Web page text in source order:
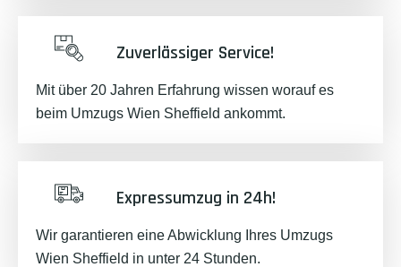
Zuverlässiger Service!
Mit über 20 Jahren Erfahrung wissen worauf es
beim Umzugs Wien Sheffield ankommt.
Expressumzug in 24h!
Wir garantieren eine Abwicklung Ihres Umzugs
Wien Sheffield in unter 24 Stunden.